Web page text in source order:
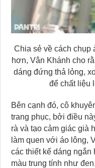
Chia sẻ về cách chụp
hơn, Vân Khánh cho
dáng đứng thả lỏng,
để chất liệu
Bên cạnh đó, cô
trang phục, bởi điều
rà và tạo cảm giác
làm quen với áo lông,
các thiết kế dáng
màu trung tính như